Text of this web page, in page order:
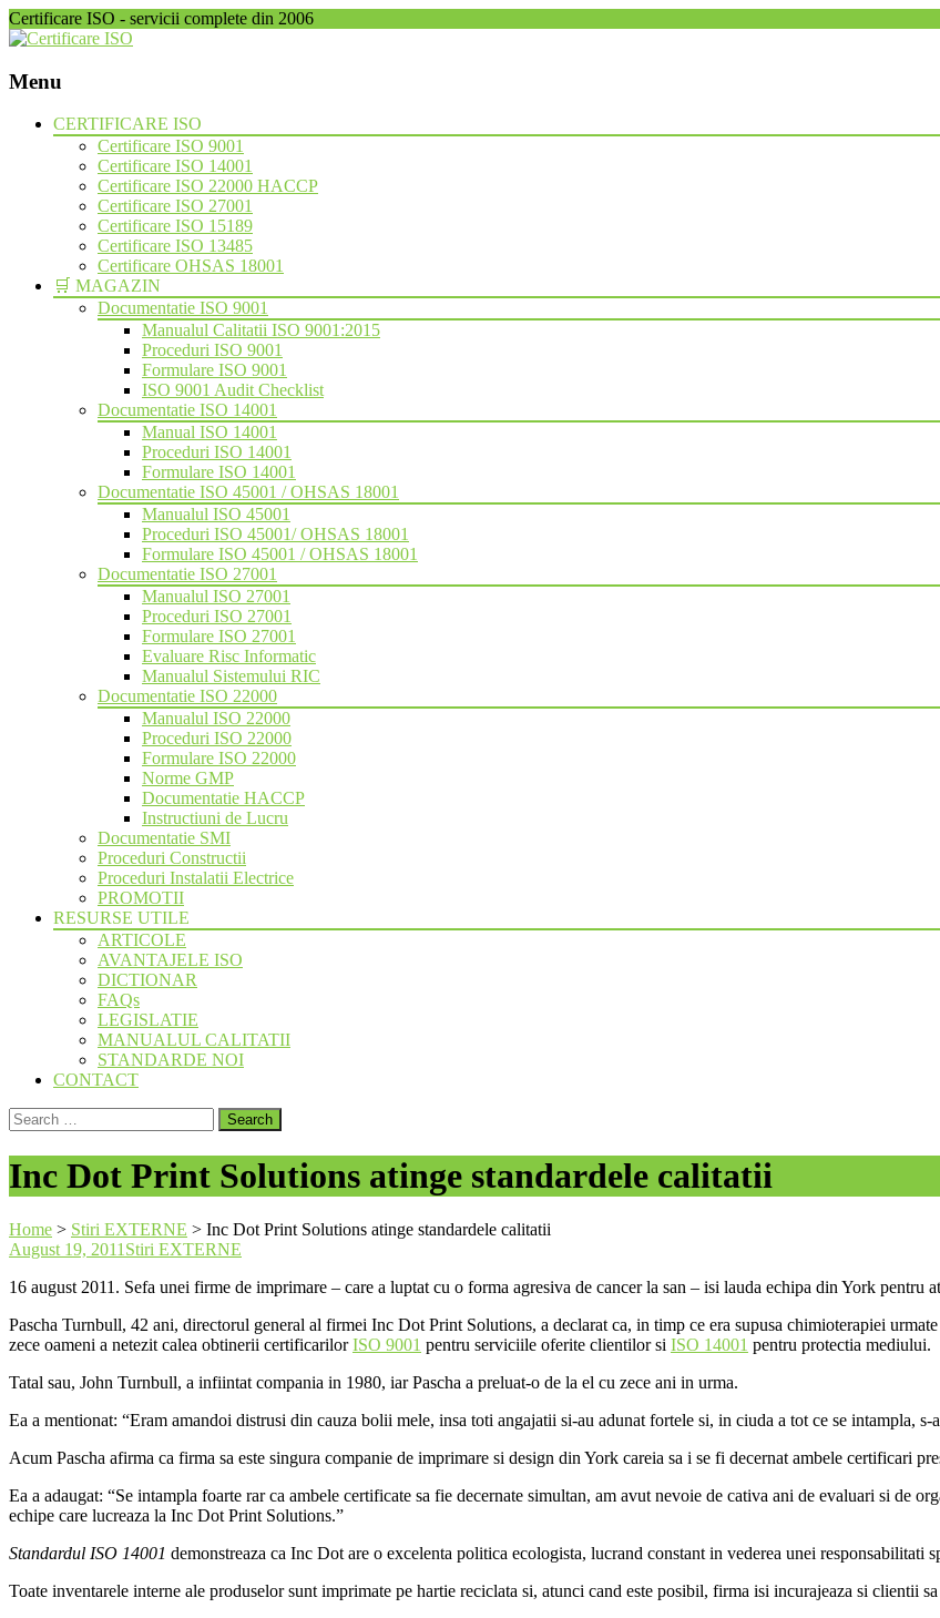
Certificare ISO - servicii complete din 2006
Menu
Skip
CERTIFICARE ISO
Certificare ISO 9001
Certificare ISO 14001
Certificare ISO 22000 HACCP
Certificare ISO 27001
Certificare ISO 15189
Certificare ISO 13485
Certificare OHSAS 18001
🛒 MAGAZIN
Documentatie ISO 9001
Manualul Calitatii ISO 9001:2015
Proceduri ISO 9001
Formulare ISO 9001
ISO 9001 Audit Checklist
Documentatie ISO 14001
Manual ISO 14001
Proceduri ISO 14001
Formulare ISO 14001
Documentatie ISO 45001 / OHSAS 18001
Manualul ISO 45001
Proceduri ISO 45001/ OHSAS 18001
Formulare ISO 45001 / OHSAS 18001
Documentatie ISO 27001
Manualul ISO 27001
Proceduri ISO 27001
Formulare ISO 27001
Evaluare Risc Informatic
Manualul Sistemului RIC
Documentatie ISO 22000
Manualul ISO 22000
Proceduri ISO 22000
Formulare ISO 22000
Norme GMP
Documentatie HACCP
Instructiuni de Lucru
Documentatie SMI
Proceduri Constructii
Proceduri Instalatii Electrice
PROMOTII
RESURSE UTILE
ARTICOLE
AVANTAJELE ISO
DICTIONAR
FAQs
LEGISLATIE
MANUALUL CALITATII
STANDARDE NOI
CONTACT
Search
for:
Inc Dot Print Solutions atinge standardele calitatii
Home > Stiri EXTERNE > Inc Dot Print Solutions atinge standardele calitatii
August 19, 2011 Stiri EXTERNE
16 august 2011. Sefa unei firme de imprimare – care a luptat cu o forma agresiva de cancer la san – isi lauda echipa din York pentru
Pascha Turnbull, 42 ani, directorul general al firmei Inc Dot Print Solutions, a declarat ca, in timp ce era supusa chimioterapiei
zece oameni a netezit calea obtinerii certificarilorISO 9001 pentru serviciile oferite clientilor si ISO 14001 pentru protectia mediului.
Tatal sau, John Turnbull, a infiintat compania in 1980, iar Pascha a preluat-o de la el cu zece ani in urma.
Ea a mentionat: “Eram amandoi distrusi din cauza bolii mele, insa toti angajatii si-au adunat fortele si, in ciuda a tot ce se intampla,
Acum Pascha afirma ca firma sa este singura companie de imprimare si design din York careia sa i se fi decernat ambele certificari
Ea a adaugat: “Se intampla foarte rar ca ambele certificate sa fie decernate simultan, am avut nevoie de cativa ani de evaluari si de
echipe care lucreaza la Inc Dot Print Solutions.”
Standardul ISO 14001 demonstreaza ca Inc Dot are o excelenta politica ecologista, lucrand constant in vederea unei responsabilitati
Toate inventarele interne ale produselor sunt imprimate pe hartie reciclata si, atunci cand este posibil, firma isi incurajeaza si clientii